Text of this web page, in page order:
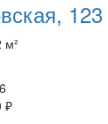
123
м²
₽